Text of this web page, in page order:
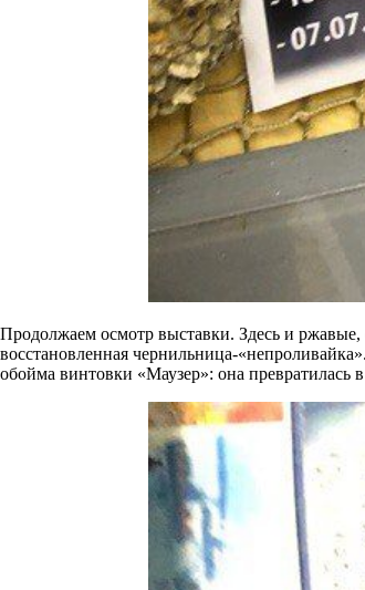
Продолжаем осмотр выставки. Здесь и
восстановленная чернильница-
обойма винтовки «Маузер»: она превратилась